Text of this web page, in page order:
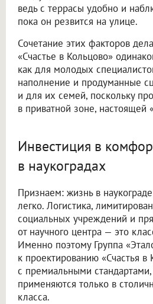
ведь с террасы удобно и
пока он резвится на улице.
Сочетание этих факторов
«Счастье в Кольцово»
как для молодых
наполнение и продуманные
и для их семей, поскольку
в приватной зоне, настоящей
Инвестиция в
в наукоградах
Признаем: жизнь в
легко. Логистика,
социальных учреждений и
от научного центра — это
Именно поэтому Группа
к проектированию «Счастья в
с премиальными
применяются только в
класса.